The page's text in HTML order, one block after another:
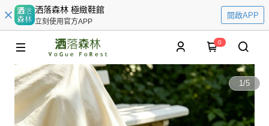
洒落森林 極緻鞋館
立刻使用官方APP
開啟APP
0
1/5